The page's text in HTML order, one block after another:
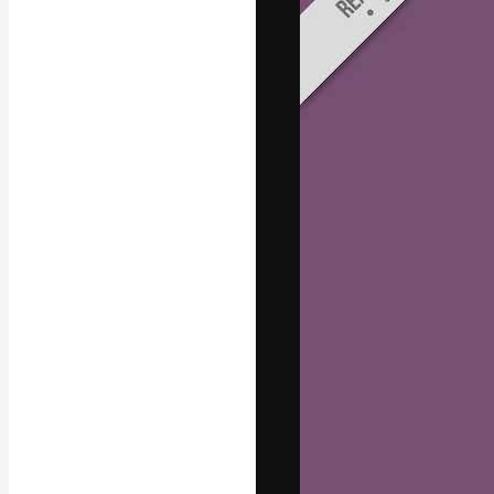
La plataforma
trabajo. Más
entre